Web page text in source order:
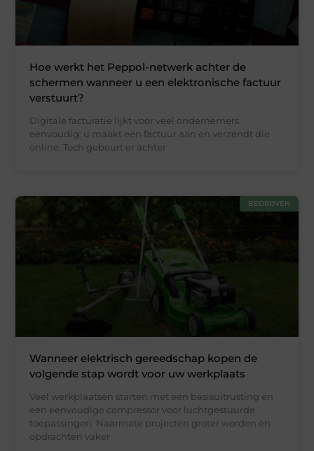
Hoe werkt het Peppol-netwerk achter de
schermen wanneer u een elektronische factuur
verstuurt?
Digitale facturatie lijkt voor veel ondernemers
eenvoudig: u maakt een factuur aan en verzendt die
online. Toch gebeurt er achter
BEDRIJVEN
Wanneer elektrisch gereedschap kopen de
volgende stap wordt voor uw werkplaats
Veel werkplaatsen starten met een basisuitrusting en
een eenvoudige compressor voor luchtgestuurde
toepassingen. Naarmate projecten groter worden en
opdrachten vaker